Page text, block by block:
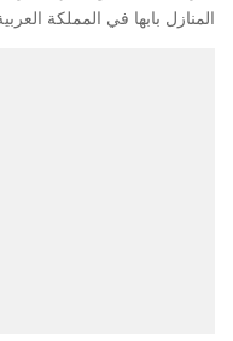
المنازل بابها في المملكة